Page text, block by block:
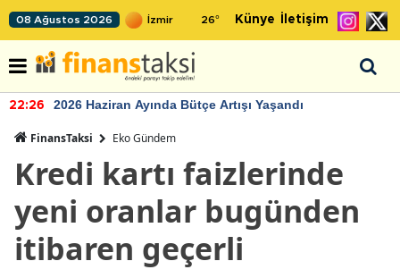
08 Ağustos 2026 26° Künye İletişim
22:26 2026 Haziran Ayında Bütçe Artışı Yaşandı
FinansTaksi Eko Gündem
Kredi kartı faizlerinde
yeni oranlar bugünden
itibaren geçerli